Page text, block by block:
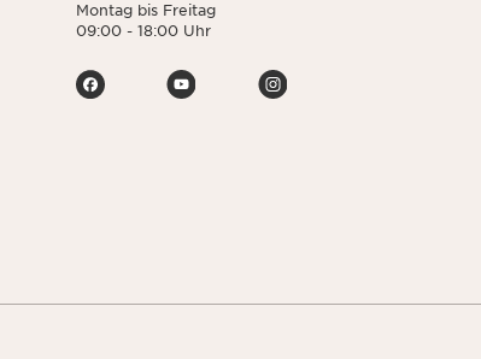
Montag bis Freitag
09:00 - 18:00 Uhr